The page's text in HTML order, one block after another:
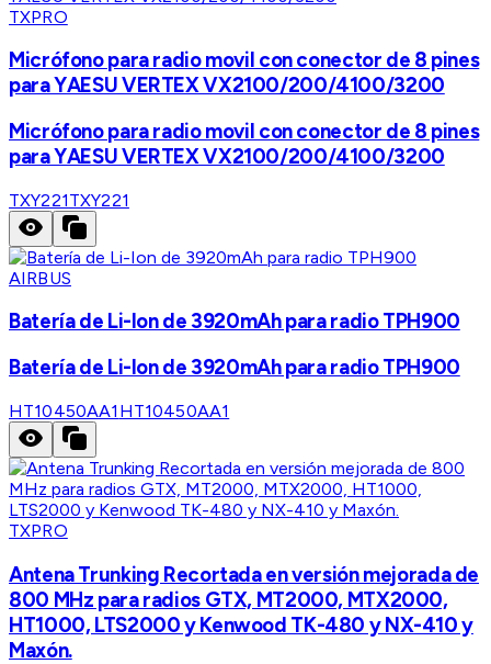
TXPRO
Micrófono para radio movil con conector de 8 pines
para YAESU VERTEX VX2100/200/4100/3200
Micrófono para radio movil con conector de 8 pines
para YAESU VERTEX VX2100/200/4100/3200
TXY221TXY221
AIRBUS
Batería de Li-Ion de 3920mAh para radio TPH900
Batería de Li-Ion de 3920mAh para radio TPH900
HT10450AA1 HT10450AA1
TXPRO
Antena Trunking Recortada en versión mejorada de
800 MHz para radios GTX, MT2000, MTX2000,
HT1000, LTS2000 y Kenwood TK-480 y NX-410 y
Maxón.